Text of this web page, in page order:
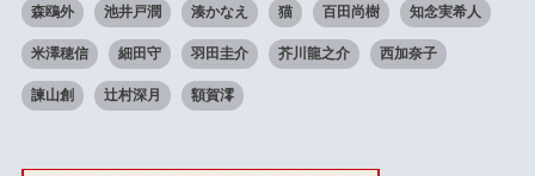
森鴎外 池井戸潤 湊かなえ 猫 百田尚樹 知念実希人
米澤穂信 細田守 羽田圭介 芥川龍之介 西加奈子
諫山創 辻村深月 額賀澪